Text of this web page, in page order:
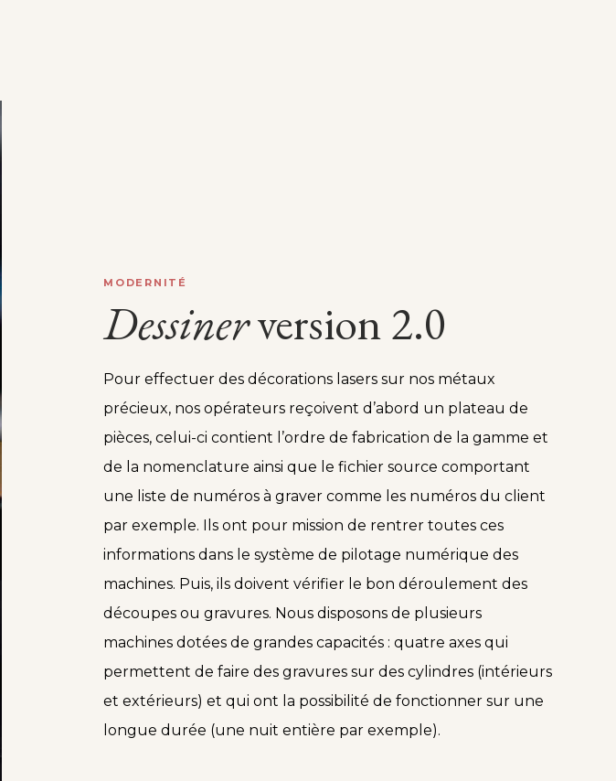
MODERNITÉ
Dessinerversion 2.0
Pour effectuer des décorations lasers sur nos métaux
précieux, nos opérateurs reçoivent d’abord un plateau de
pièces, celui-ci contient l’ordre de fabrication de la gamme et
de la nomenclature ainsi que le fichier source comportant
une liste de numéros à graver comme les numéros du client
par exemple. Ils ont pour mission de rentrer toutes ces
informations dans le système de pilotage numérique des
machines. Puis, ils doivent vérifier le bon déroulement des
découpes ou gravures. Nous disposons de plusieurs
machines dotées de grandes capacités : quatre axes qui
permettent de faire des gravures sur des cylindres (intérieurs
et extérieurs) et qui ont la possibilité de fonctionner sur une
longue durée (une nuit entière par exemple).